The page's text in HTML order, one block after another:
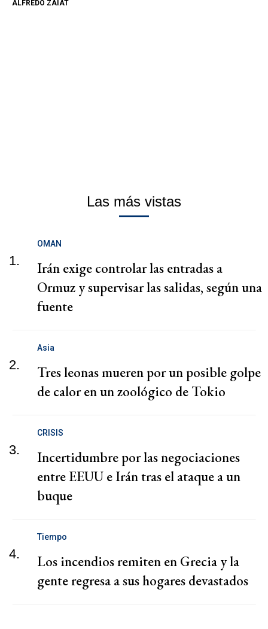
ALFREDO ZAIAT
Las más vistas
1.
OMAN
Irán exige controlar las entradas a
Ormuz y supervisar las salidas, según una
fuente
2.
Asia
Tres leonas mueren por un posible golpe
de calor en un zoológico de Tokio
3.
CRISIS
Incertidumbre por las negociaciones
entre EEUU e Irán tras el ataque a un
buque
4.
Tiempo
Los incendios remiten en Grecia y la
gente regresa a sus hogares devastados